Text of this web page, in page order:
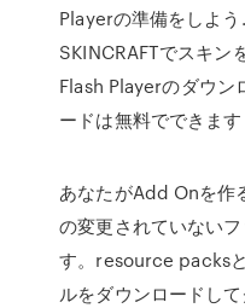
Playerの準備をしよ
SKINCRAFTでスキ
Flash Playerのダウン
ードは無料でできます
あなたがAdd Onを
の変更されていない
す。resource packs
ルをダウンロードし